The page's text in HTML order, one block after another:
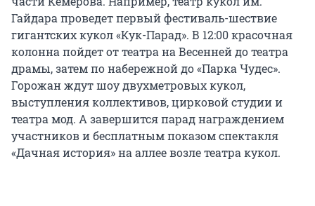
Гайдара проведет первый фестиваль-шествие
гигантских кукол «Кук-Парад». В 12:00 красочная
колонна пойдет от театра на Весенней до театра
драмы, затем по набережной до «Парка Чудес».
Горожан ждут шоу двухметровых кукол,
выступления коллективов, цирковой студии и
театра мод. А завершится парад награждением
участников и бесплатным показом спектакля
«Дачная история» на аллее возле театра кукол.